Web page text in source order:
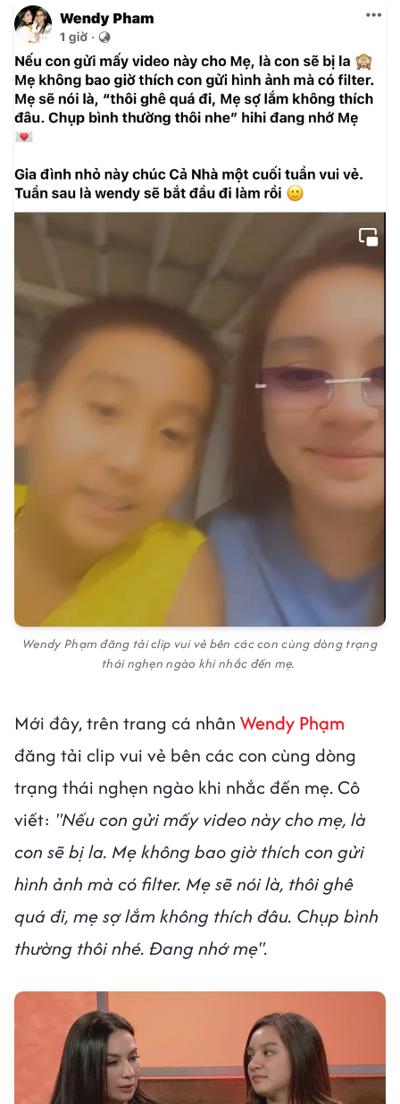
Wendy Phạm đăng tải clip vui vẻ bên các con cùng dòng trạng
thái nghẹn ngào khi nhắc đến mẹ.
Mới đây, trên trang cá nhân Wendy Phạm
đăng tải clip vui vẻ bên các con cùng dòng
trạng thái nghẹn ngào khi nhắc đến mẹ. Cô
viết: "Nếu con gửi mấy video này cho mẹ, là
con sẽ bị la. Mẹ không bao giờ thích con gửi
hình ảnh mà có filter. Mẹ sẽ nói là, thôi ghê
quá đi, mẹ sợ lắm không thích đâu. Chụp bình
thường thôi nhé. Đang nhớ mẹ".